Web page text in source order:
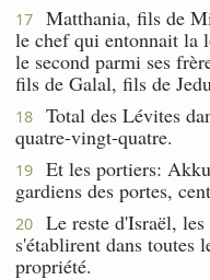
17
Matthania, fils de
le chef qui entonnait la
le second parmi ses
fils de Galal, fils de
18
Total des Lévites
quatre-vingt-quatre.
19
Et les portiers:
gardiens des portes,
20
Le reste d'Israël,
s'établirent dans toutes
propriété.